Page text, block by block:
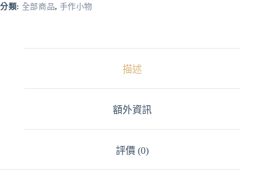
r
分類: 全部商品, 手作小物
描述
額外資訊
評價 (0)